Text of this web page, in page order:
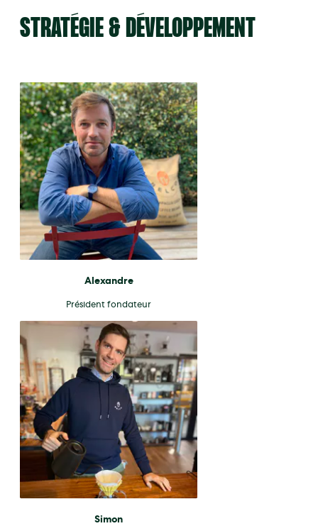
STRATÉGIE & DÉVELOPPEMENT
Alexandre
Président fondateur
Simon